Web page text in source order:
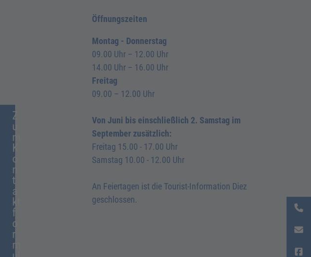
Z
u
m
K
o
n
t
a
kt
f
o
r
m
Öffnungszeiten
Montag - Donnerstag
09.00 Uhr – 12.00 Uhr
14.00 Uhr – 16.00 Uhr
Freitag
09.00 – 12.00 Uhr
Von Juni bis einschließlich 2. Samstag im
September zusätzlich:
Freitag 15.00 - 17.00 Uhr
Samstag 10.00 - 12.00 Uhr
An Feiertagen ist die Tourist-Information Diez
geschlossen.